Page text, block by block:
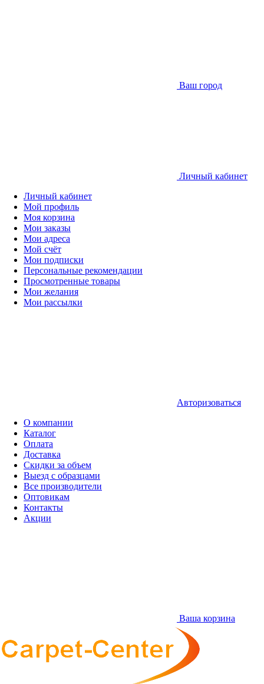
Ваш город
Личный кабинет
Личный кабинет
Мой профиль
Моя корзина
Мои заказы
Мои адреса
Мой счёт
Мои подписки
Персональные рекомендации
Просмотренные товары
Мои желания
Мои рассылки
Авторизоваться
О компании
Каталог
Оплата
Доставка
Скидки за объем
Выезд с образцами
Все производители
Оптовикам
Контакты
Акции
Ваша корзина